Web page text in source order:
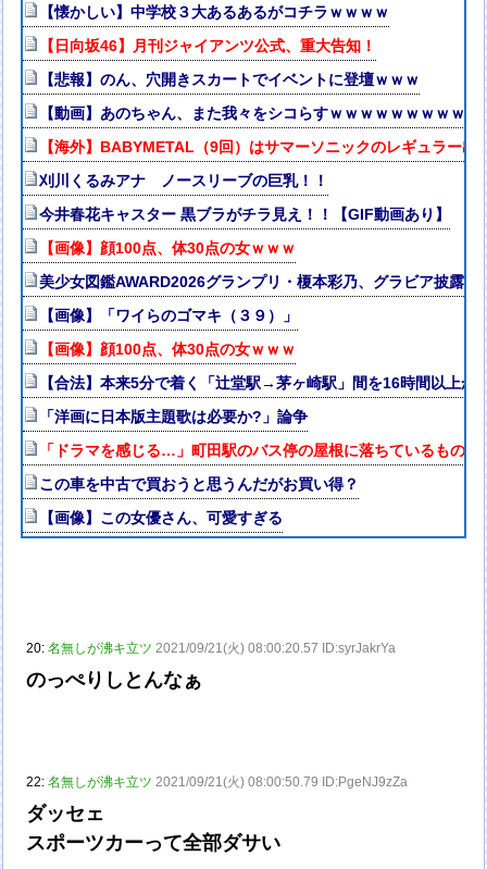
【懐かしい】中学校３大あるあるがコチラｗｗｗｗ
【日向坂46】月刊ジャイアンツ公式、重大告知！
【悲報】のん、穴開きスカートでイベントに登壇ｗｗｗ
【動画】あのちゃん、また我々をシコらすｗｗｗｗｗｗｗｗｗ
【海外】BABYMETAL（9回）はサマーソニックのレギュラー出
刈川くるみアナ ノースリーブの巨乳！！
今井春花キャスター 黒ブラがチラ見え！！【GIF動画あり】
【画像】顔100点、体30点の女ｗｗｗ
美少女図鑑AWARD2026グランプリ・榎本彩乃、グラビア披露！
【画像】「ワイらのゴマキ（３９）」
【画像】顔100点、体30点の女ｗｗｗ
【合法】本来5分で着く「辻堂駅→茅ヶ崎駅」間を16時間以上か
「洋画に日本版主題歌は必要か?」論争
「ドラマを感じる…」町田駅のバス停の屋根に落ちているもの
この車を中古で買おうと思うんだがお買い得？
【画像】この女優さん、可愛すぎる
20:名無しが沸キ立ツ 2021/09/21(火) 08:00:20.57 ID:syrJakrYa
のっぺりしとんなぁ
22:名無しが沸キ立ツ 2021/09/21(火) 08:00:50.79 ID:PgeNJ9zZa
ダッセェ
スポーツカーって全部ダサい